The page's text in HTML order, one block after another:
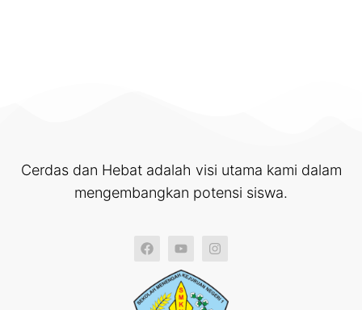
Cerdas dan Hebat adalah visi utama kami dalam
mengembangkan potensi siswa.